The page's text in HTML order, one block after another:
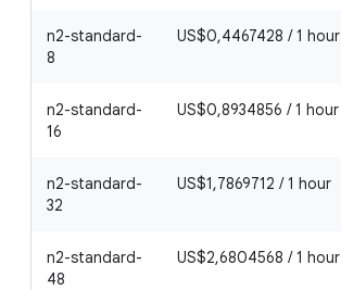
n2-standard-
8
US$0,4467428 / 1 hour
n2-standard-
16
US$0,8934856 / 1 hour
n2-standard-
32
US$1,7869712 / 1 hour
n2-standard-
48
US$2,6804568 / 1 hour